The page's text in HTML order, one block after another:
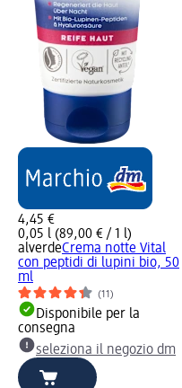
4,45 €
0,05 l (89,00 € / 1 l)
alverdeCrema notte Vital
con peptidi di lupini bio, 50
ml
(11)
Disponibile per la
consegna
seleziona il negozio dm